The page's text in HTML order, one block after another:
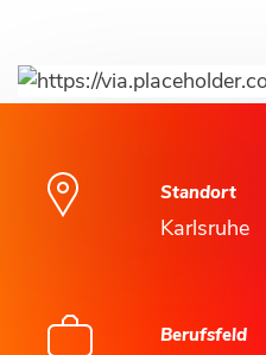
Standort
Karlsruhe
Berufsfeld